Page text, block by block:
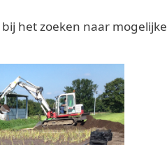
het zoeken naar mogelijke